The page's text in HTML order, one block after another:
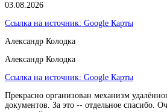
03.08.2026
Ссылка на источник: Google Карты
Александр Колодка
Александр Колодка
Ссылка на источник: Google Карты
Прекрасно организован механизм
документов. За это -- отдельное спасибо.